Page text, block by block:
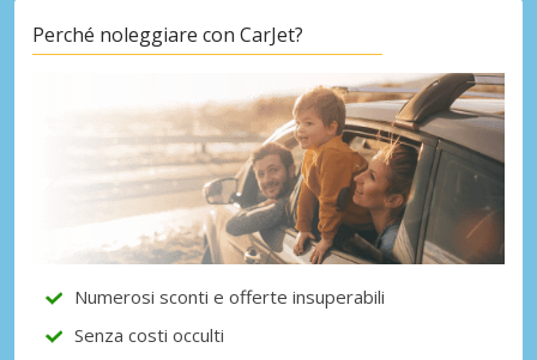
Sconti speciali
Accedi alle offerte esclusive dei nostri
fornitori
Accedi con eLink
Perché noleggiare con CarJet?
Numerosi sconti e offerte insuperabili
Senza costi occulti